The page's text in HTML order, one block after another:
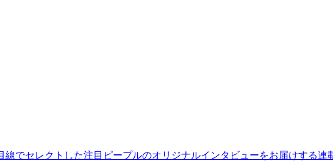
でセレクトした注目ピープルのオリジナルインタビューをお届けする連